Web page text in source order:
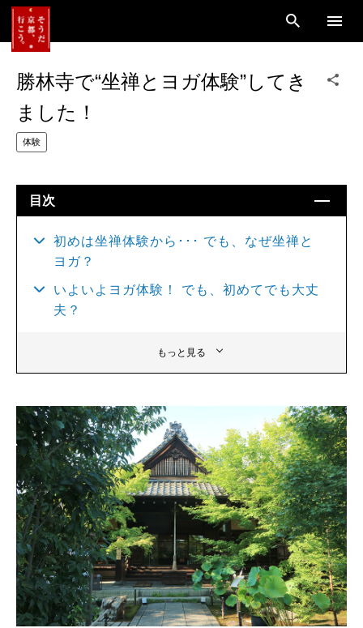
勝林寺で“坐禅とヨガ体験”してき
ました！
体験
目次
初めは坐禅体験から･･･ でも、なぜ坐禅と
ヨガ？
いよいよヨガ体験！ でも、初めてでも大丈
夫？
もっと見る